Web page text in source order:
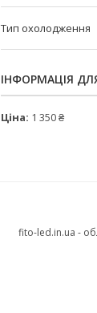
Тип охолодження
ІНФОРМАЦІЯ
Ціна: 1 350 ₴